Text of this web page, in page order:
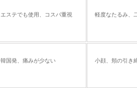
エステでも使用、コスパ重視 軽度なたるみ、
韓国発、痛みが少ない 小顔、頬の引き